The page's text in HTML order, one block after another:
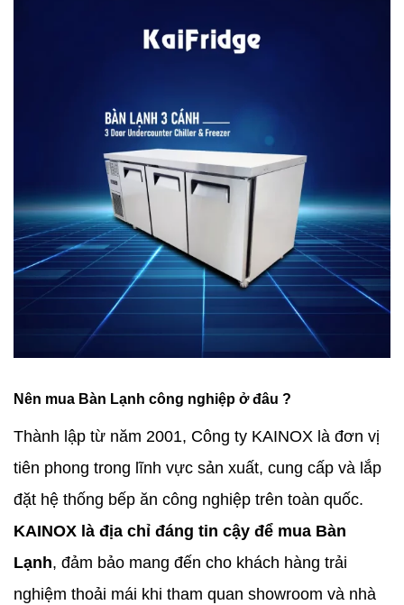
Nên mua Bàn Lạnh công nghiệp ở đâu ?
Thành lập từ năm 2001, Công ty KAINOX là đơn vị
tiên phong trong lĩnh vực sản xuất, cung cấp và lắp
đặt hệ thống bếp ăn công nghiệp trên toàn quốc.
KAINOX là địa chỉ đáng tin cậy để mua Bàn
Lạnh, đảm bảo mang đến cho khách hàng trải
nghiệm thoải mái khi tham quan showroom và nhà